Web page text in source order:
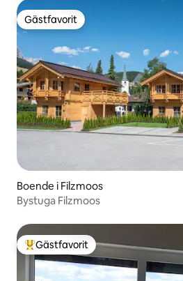
Gästfavorit
Gästfavorit
Boende i Filzmoos
Bystuga Filzmoos
Populär gästfavorit
Gästfavorit